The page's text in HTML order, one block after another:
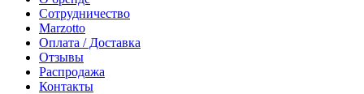
Сотрудничество
Marzotto
Оплата / Доставка
Отзывы
Распродажа
Контакты